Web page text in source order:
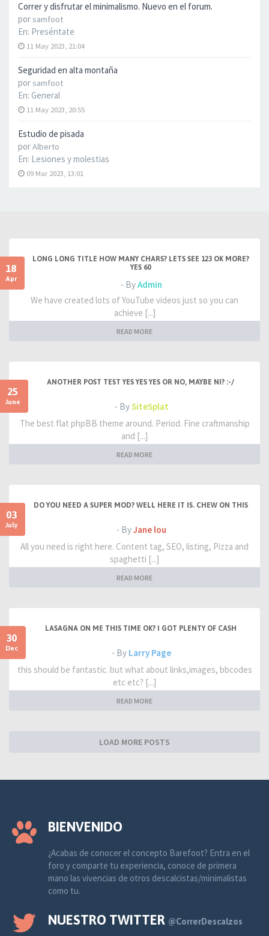
Correr y disfrutar el minimalismo. Nuevo en el forum.
por samfoot
En: Preséntate
11 May 2023, 21:04
Seguridad en alta montaña
por samfoot
En: General
11 May 2023, 20:55
Estudio de pisada
porAlberto
En: Lesiones y molestias
09 Mar 2023, 13:01
18
Apr
LONG LONG TITLE HOW MANY CHARS? LETS SEE 123 OK MORE?
YES 60
- ByAdmin
We have created lots of YouTube videos just so you can
achieve [...]
READ MORE
25
June
ANOTHER POST TEST YES YES YES OR NO, MAYBE NI? :-/
- BySiteSplat
The best flat phpBB theme around. Period. Fine craftmanship
and [...]
READ MORE
03
July
DO YOU NEED A SUPER MOD? WELL HERE IT IS. CHEW ON THIS
- ByJane lou
All you need is right here. Content tag, SEO, listing, Pizza and
spaghetti [...]
READ MORE
30
Dec
LASAGNA ON ME THIS TIME OK? I GOT PLENTY OF CASH
- By Larry Page
this should be fantastic. but what about links,images, bbcodes
etc etc? [...]
READ MORE
LOAD MORE POSTS
BIENVENIDO
¿Acabas de conocer el concepto Barefoot? Entra en el
foro y comparte tu experiencia, conoce de primera
mano las vivencias de otros descalcistas/minimalistas
como tu.
NUESTRO TWITTER @CorrerDescalzos